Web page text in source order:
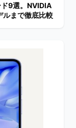
9選。NVIDIA
まで徹底比較